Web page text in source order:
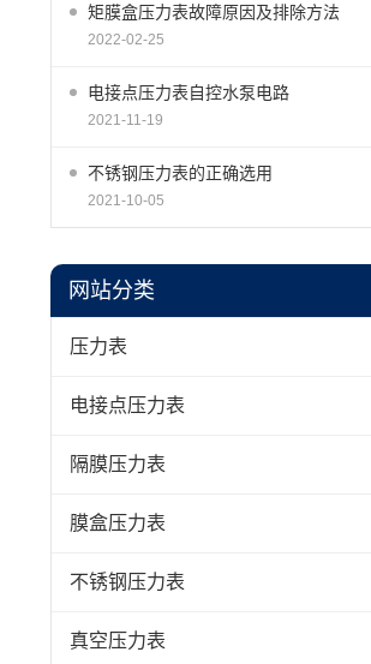
矩膜盒压力表故障原因及排除方法
2022-02-25
电接点压力表自控水泵电路
2021-11-19
不锈钢压力表的正确选用
2021-10-05
网站分类
压力表
电接点压力表
隔膜压力表
膜盒压力表
不锈钢压力表
真空压力表